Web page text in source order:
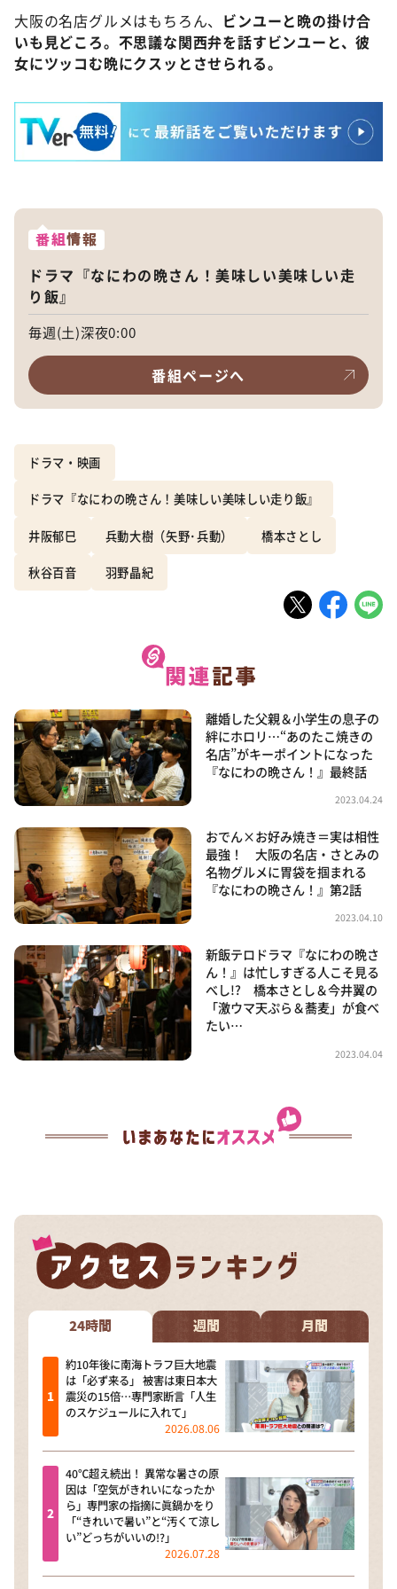
大阪の名店グルメはもちろん、 ビンユーと晩の掛け合
いも見どころ。不思議な関西弁を話すビンユーと、彼
女にツッコむ晩にクスッとさせられる。
番組情報
ドラマ『なにわの晩さん！美味しい美味しい走
り飯』
毎週(土)深夜0:00
番組ページへ
ドラマ・映画
ドラマ『なにわの晩さん！美味しい美味しい走り飯』
井阪郁巳 兵動大樹（矢野･兵動） 橋本さとし
秋谷百音 羽野晶紀
離婚した父親＆小学生の息子の
絆にホロリ…“あのたこ焼きの
名店”がキーポイントになった
『なにわの晩さん！』最終話
2023.04.24
おでん×お好み焼き＝実は相性
最強！ 大阪の名店・さとみの
名物グルメに胃袋を掴まれる
『なにわの晩さん！』第2話
2023.04.10
新飯テロドラマ『なにわの晩さ
ん！』は忙しすぎる人こそ見る
べし!? 橋本さとし＆今井翼の
「激ウマ天ぷら＆蕎麦」が食べ
たい…
2023.04.04
24時間 週間 月間
約10年後に南海トラフ巨大地震
は「必ず来る」 被害は東日本大
震災の15倍…専門家断言「人生
のスケジュールに入れて」
2026.08.06
40℃超え続出！ 異常な暑さの原
因は「空気がきれいになったか
ら」専門家の指摘に眞鍋かをり
「“きれいで暑い”と“汚くて涼し
い”どっちがいいの!?」
2026.07.28